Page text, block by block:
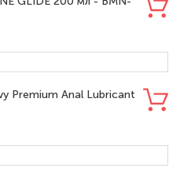
Premium Anal Lubricant